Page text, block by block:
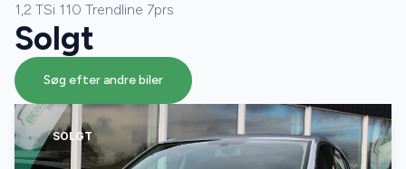
SOLGT
1,2 TSi 110 Trendline 7prs
Solgt
Søg efter andre biler